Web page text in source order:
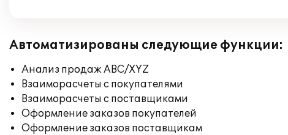
Автоматизированы следующие функции:
Анализ продаж ABC/XYZ
Взаиморасчеты с покупателями
Взаиморасчеты с поставщиками
Оформление заказов покупателей
Оформление заказов поставщикам